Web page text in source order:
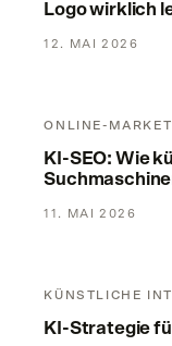
Logo wirklich
12. MAI 2026
ONLINE-
KI-SEO: Wie
11. MAI 2026
KÜNSTLICHE
KI-Strategie